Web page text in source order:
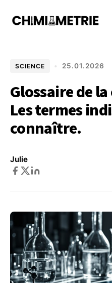
SCIENCE • 25.01.2026
Glossaire de
Les termes
connaître.
Julie